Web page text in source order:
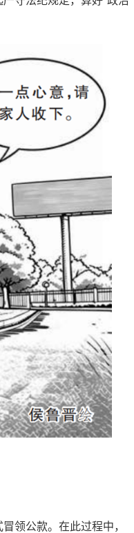
领公款。在此过程中，